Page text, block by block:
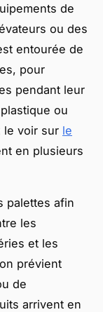
de
ou des
entourée de
pour
pendant leur
ou
le voir sur le
en plusieurs
palettes afin
les
et les
prévient
de
arrivent en